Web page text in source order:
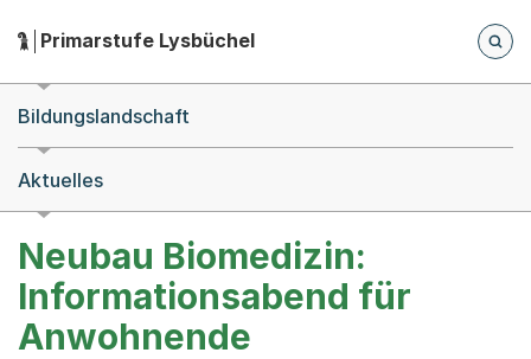
Hauptnavigation
Herausgeber:
Primarstufe Lysbüchel
Breadcrumb-Navigation
Bildungslandschaft
Aktuelles
Neubau Biomedizin:
Informationsabend für
Anwohnende